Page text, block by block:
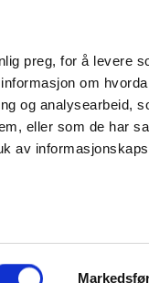
preg, for å levere
om
og analysearbeid,
eller som de har
av